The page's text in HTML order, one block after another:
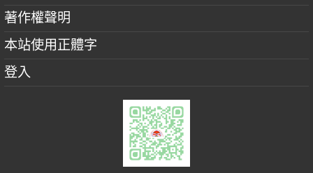
著作權聲明
本站使用正體字
登入